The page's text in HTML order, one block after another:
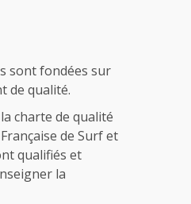
sont fondées sur
de qualité.
charte de qualité
de Surf et
qualifiés et
la